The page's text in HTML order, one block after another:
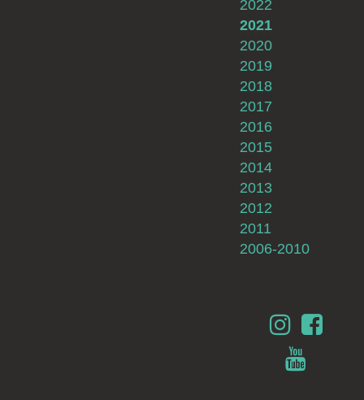
2022
2021
2020
2019
2018
2017
2016
2015
2014
2013
2012
2011
2006-2010